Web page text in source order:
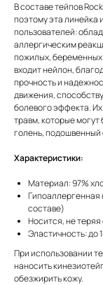
В составе тейпов
поэтому эта линейка
пользователей:
аллергическим
пожилых, беременных
входит нейлон,
прочность и
движения,
болевого эффекта.
травм, которые
голень, подошвенный
Характеристики:
Материал: 97%
Гипоаллергенная
составе)
Носится, не теряя
Эластичность: до
При использовании
наносить
обезжирить кожу.